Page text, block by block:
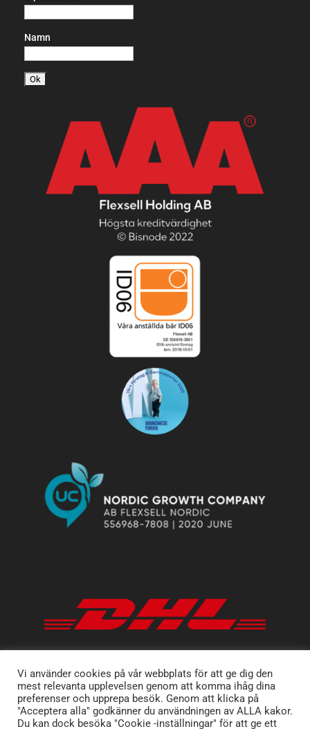
Namn
Vi använder cookies på vår webbplats för att ge dig den
mest relevanta upplevelsen genom att komma ihåg dina
preferenser och upprepa besök. Genom att klicka på
"Acceptera alla" godkänner du användningen av ALLA kakor.
Du kan dock besöka "Cookie -inställningar" för att ge ett